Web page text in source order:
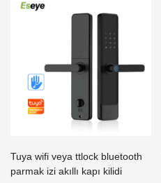
Tuya wifi veya ttlock bluetooth
parmak izi akıllı kapı kilidi